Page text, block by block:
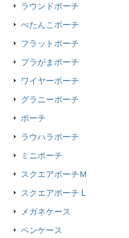
ラウンドポーチ
ぺたんこポーチ
フラットポーチ
プラがまポーチ
ワイヤーポーチ
グラニーポーチ
ポーチ
ラウハラポーチ
ミニポーチ
スクエアポーチＭ
スクエアポーチ L
メガネケース
ペンケース